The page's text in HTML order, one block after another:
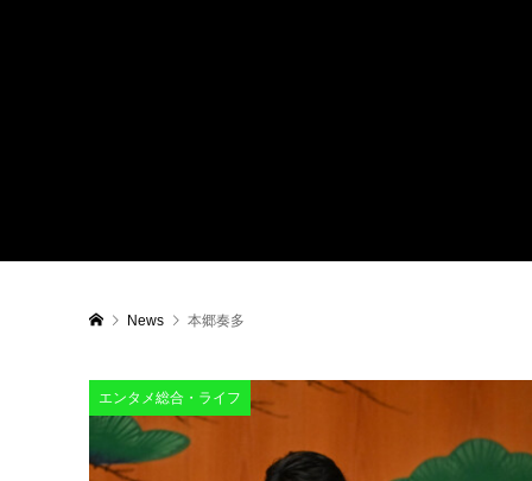
News 本郷奏多
エンタメ総合・ライフ